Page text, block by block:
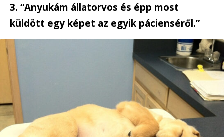
3. “Anyukám állatorvos és épp most
küldött egy képet az egyik pácienséről.”